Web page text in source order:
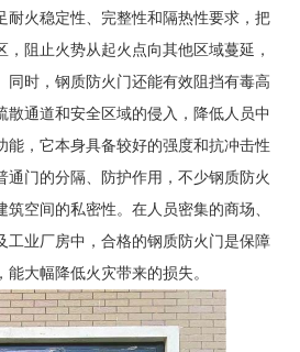
耐火稳定性、完整性和隔热性要求，把
阻止火势从起火点向其他区域蔓延，
同时，钢质防火门还能有效阻挡有毒高
散通道和安全区域的侵入，降低人员中
能，它本身具备较好的强度和抗冲击性
通门的分隔、防护作用，不少钢质防火
空间的私密性。在人员密集的商场、
工业厂房中，合格的钢质防火门是保障
大幅降低火灾带来的损失。